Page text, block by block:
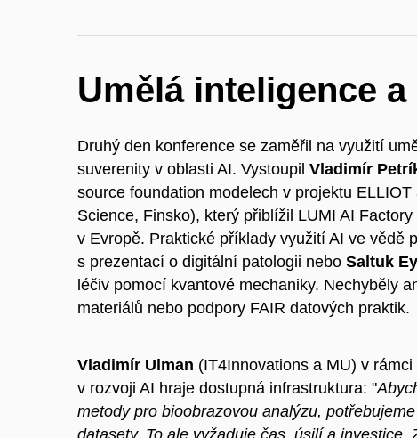
Umělá inteligence
Druhý den konference se zaměřil na využití
suverenity v oblasti AI. Vystoupil Vladimír
source foundation modelech v projektu ELLIOT
Science, Finsko), který přiblížil LUMI AI
v Evropě. Praktické příklady využití AI ve vědě
s prezentací o digitální patologii nebo Saltuk
léčiv pomocí kvantové mechaniky. Nechyběly
materiálů nebo podpory FAIR datových praktik.
Vladimír Ulman (IT4Innovations a MU) v
v rozvoji AI hraje dostupná infrastruktura: "
metody pro bioobrazovou analýzu,
datasety. To ale vyžaduje čas, úsilí a